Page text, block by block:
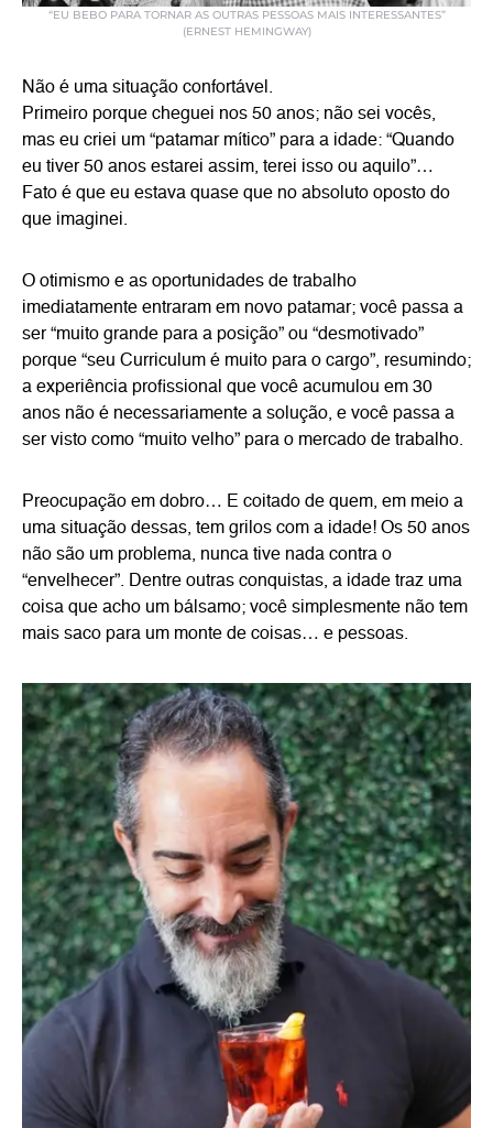
“EU BEBO PARA TORNAR AS OUTRAS PESSOAS MAIS INTERESSANTES”
(ERNEST HEMINGWAY)
Não é uma situação confortável.
Primeiro porque cheguei nos 50 anos; não sei vocês,
mas eu criei um “patamar mítico” para a idade: “Quando
eu tiver 50 anos estarei assim, terei isso ou aquilo”…
Fato é que eu estava quase que no absoluto oposto do
que imaginei.
O otimismo e as oportunidades de trabalho
imediatamente entraram em novo patamar; você passa a
ser “muito grande para a posição” ou “desmotivado”
porque “seu Curriculum é muito para o cargo”, resumindo;
a experiência profissional que você acumulou em 30
anos não é necessariamente a solução, e você passa a
ser visto como “muito velho” para o mercado de trabalho.
Preocupação em dobro… E coitado de quem, em meio a
uma situação dessas, tem grilos com a idade! Os 50 anos
não são um problema, nunca tive nada contra o
“envelhecer”. Dentre outras conquistas, a idade traz uma
coisa que acho um bálsamo; você simplesmente não tem
mais saco para um monte de coisas… e pessoas.